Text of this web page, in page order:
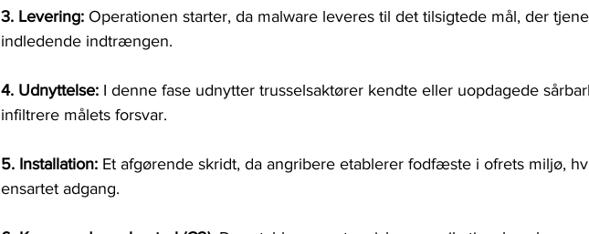
3. Levering: Operationen starter, da malware leveres til det tilsigtede mål, der
indledende indtrængen.
4. Udnyttelse: I denne fase udnytter trusselsaktører kendte eller uopdagede
infiltrere målets forsvar.
5. Installation: Et afgørende skridt, da angribere etablerer fodfæste i ofrets miljø,
ensartet adgang.